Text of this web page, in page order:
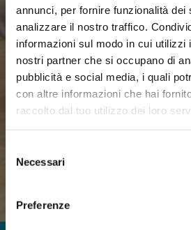
annunci, per fornire funzionalità dei
analizzare il nostro traffico.
informazioni sul modo in cui utilizzi
nostri partner che si occupano di
pubblicità e social media, i quali
con altre informazioni che hai
raccolto dal tuo utilizzo dei loro
delNecessari
Preferenze